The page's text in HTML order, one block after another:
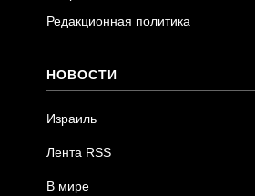
Редакционная политика
НОВОСТИ
Израиль
Лента RSS
В мире